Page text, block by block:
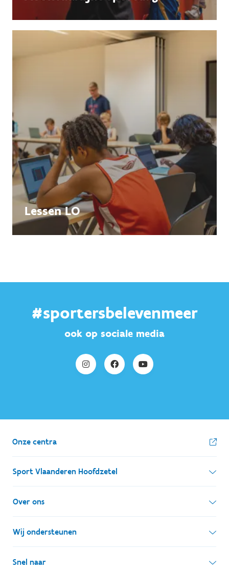
Lessen LO
#sportersbelevenmeer
ook op sociale media
Onze centra
Sport Vlaanderen Hoofdzetel
Simon Bolivarlaan 17
1000 Brussel
Ondernemingsnummer: BE 0248.142.826
Over ons
Wie zijn we, wat doen we
Onze centra
Wij ondersteunen
Lokale besturen
Snel naar